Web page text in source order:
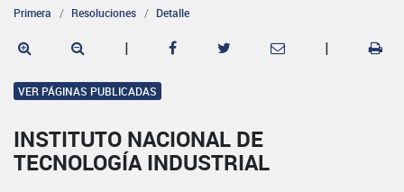
Primera Resoluciones Detalle
| |
VER PÁGINAS PUBLICADAS
INSTITUTO NACIONAL DE
TECNOLOGÍA INDUSTRIAL